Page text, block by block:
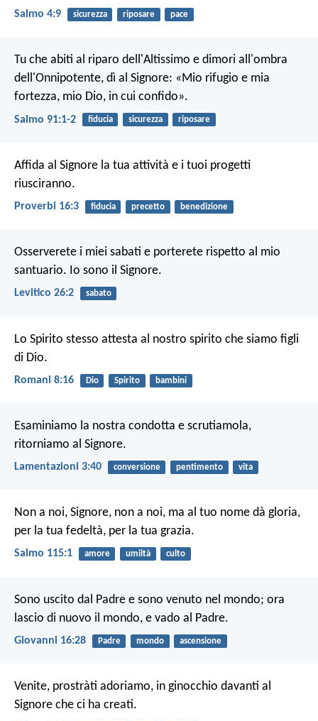
Salmo 4:9 sicurezza riposare pace
Tu che abiti al riparo dell'Altissimo e dimori all'ombra
dell'Onnipotente, dì al Signore: «Mio rifugio e mia
fortezza, mio Dio, in cui confido».
Salmo 91:1-2 fiducia sicurezza riposare
Affida al Signore la tua attività e i tuoi progetti
riusciranno.
Proverbi 16:3 fiducia precetto benedizione
Osserverete i miei sabati e porterete rispetto al mio
santuario. Io sono il Signore.
Levitico 26:2 sabato
Lo Spirito stesso attesta al nostro spirito che siamo figli
di Dio.
Romani 8:16 Dio Spirito bambini
Esaminiamo la nostra condotta e scrutiamola,
ritorniamo al Signore.
Lamentazioni 3:40 conversione pentimento vita
Non a noi, Signore, non a noi, ma al tuo nome dà gloria,
per la tua fedeltà, per la tua grazia.
Salmo 115:1 amore umiltà culto
Sono uscito dal Padre e sono venuto nel mondo; ora
lascio di nuovo il mondo, e vado al Padre.
Giovanni 16:28 Padre mondo ascensione
Venite, prostràti adoriamo, in ginocchio davanti al
Signore che ci ha creati.